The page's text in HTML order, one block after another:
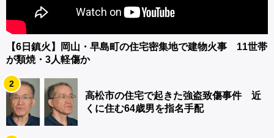
【6日鎮火】岡山・早島町の住宅密集地で建物火事 11世帯
が類焼・3人軽傷か
2
高松市の住宅で起きた強盗致傷事件 近
くに住む64歳男を指名手配